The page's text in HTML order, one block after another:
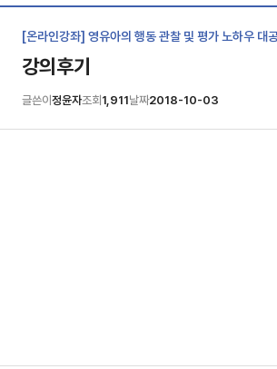
[온라인강좌] 영유아의 행동 관찰 및 평가 노하우 대
강의후기
글쓴이 정윤자조회 1,911날짜2018-10-03